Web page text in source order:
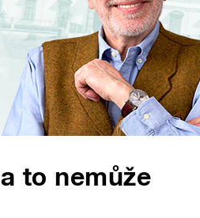
to nemůže